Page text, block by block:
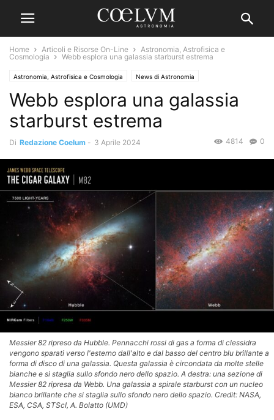
Home Articoli e Risorse On-Line
Astronomia, Astrofisica e
Cosmologia
Webb esplora una galassia starburst estrema
Astronomia, Astrofisica e Cosmologia News di Astronomia
Webb esplora una galassia
starburst estrema
Di Redazione Coelum - 3 Aprile 2024 0
4814
Messier 82 ripreso da Hubble. Pennacchi rossi di gas a forma di clessidra
vengono sparati verso l'esterno dall'alto e dal basso del centro blu brillante a
forma di disco di una galassia. Questa galassia è circondata da molte stelle
bianche e si staglia sullo sfondo nero dello spazio. A destra: una sezione di
Messier 82 ripresa da Webb. Una galassia a spirale starburst con un nucleo
bianco brillante che si staglia sullo sfondo nero dello spazio. Credit: NASA,
ESA, CSA, STScI, A. Bolatto (UMD)